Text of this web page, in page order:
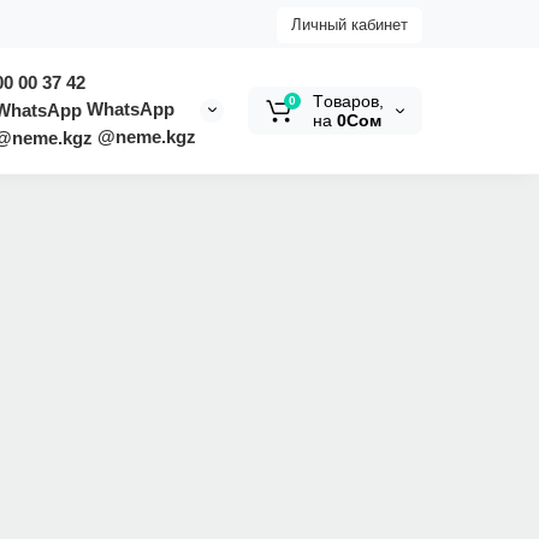
Личный кабинет
00 37 42
WhatsApp
@neme.kgz
0
Tоваров,
на 0Сом